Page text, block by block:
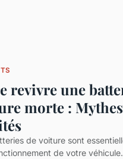
revivre une
morte :
de voiture sont
de votre